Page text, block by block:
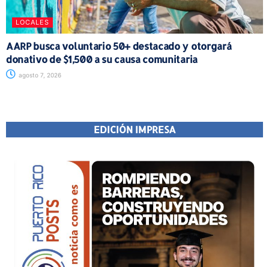
LOCALES
AARP busca voluntario 50+ destacado y otorgará
donativo de $1,500 a su causa comunitaria
agosto 7, 2026
EDICIÓN IMPRESA